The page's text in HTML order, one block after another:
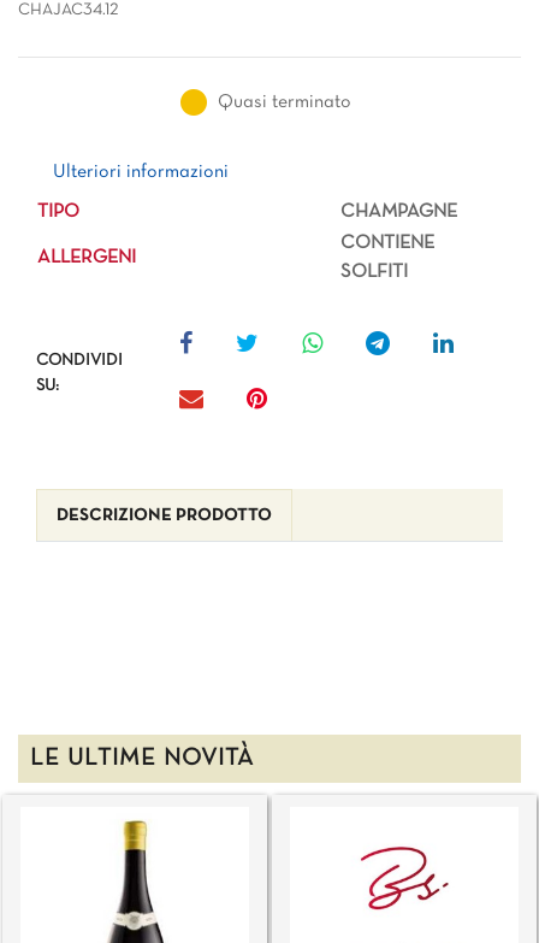
CHAJAC34.12
Quasi terminato
Ulteriori informazioni
Ulteriori informazioni
TIPO CHAMPAGNE
ALLERGENI
CONTIENE
SOLFITI
CONDIVIDI
SU:
DESCRIZIONE PRODOTTO
LE ULTIME NOVITÀ